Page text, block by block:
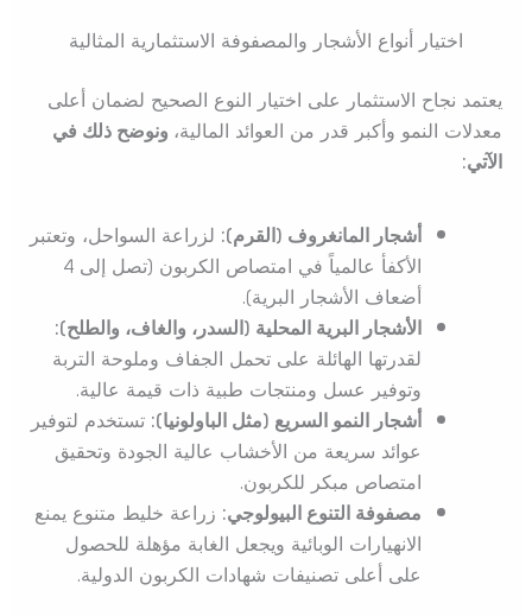
اختيار أنواع الأشجار والمصفوفة الاستثمارية المثالية
يعتمد نجاح الاستثمار على اختيار النوع الصحيح لضمان أعلى
معدلات النمو وأكبر قدر من العوائد المالية،ونوضح ذلك في
الآتي:
أشجار المانغروف (القرم):لزراعة السواحل، وتعتبر
الأكفأ عالمياً في امتصاص الكربون (تصل إلى 4
أضعاف الأشجار البرية).
الأشجار البرية المحلية (السدر، والغاف، والطلح):
لقدرتها الهائلة على تحمل الجفاف وملوحة التربة
وتوفير عسل ومنتجات طبية ذات قيمة عالية.
أشجار النمو السريع (مثل الباولونيا):تستخدم لتوفير
عوائد سريعة من الأخشاب عالية الجودة وتحقيق
امتصاص مبكر للكربون.
مصفوفة التنوع البيولوجي:زراعة خليط متنوع يمنع
الانهيارات الوبائية ويجعل الغابة مؤهلة للحصول
على أعلى تصنيفات شهادات الكربون الدولية.